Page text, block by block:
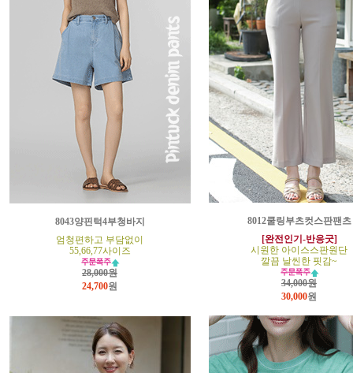
8043양핀턱4부청바지
엄청편하고 부담없이
55,66,77사이즈
28,000원
24,700원
8012쿨링부츠컷스판팬츠
[완전인기-반응굿]
시원한 아이스스판원단
깔끔 날씬한 핏감~
34,000원
30,000원